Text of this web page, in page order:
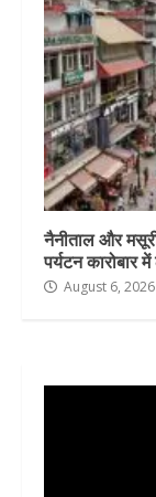
नैनीताल और
पर्यटन कारोबार
August 6, 2026